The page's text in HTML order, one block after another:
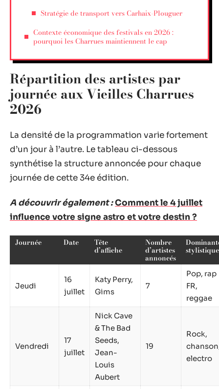
Stratégie de transport vers Carhaix-Plouguer
Contexte économique des festivals en 2026 :
pourquoi les Charrues maintiennent le cap
Répartition des artistes par
journée aux Vieilles Charrues
2026
La densité de la programmation varie fortement
d’un jour à l’autre. Le tableau ci-dessous
synthétise la structure annoncée pour chaque
journée de cette 34e édition.
A découvrir également :Comment le 4 juillet
influence votre signe astro et votre destin ?
Journée Date Tête
d’affiche
Nombre
d’artistes
annoncés
stylistique
Jeudi
16
juillet
Katy Perry,
Gims
7
Pop, rap
FR,
reggae
Vendredi
17
juillet
Nick Cave
& The Bad
Seeds,
Jean-
Louis
Aubert
19
Rock,
electro